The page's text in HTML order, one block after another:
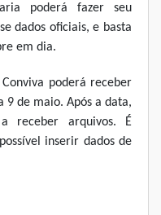
poderá fazer seu
dados oficiais, e basta
em dia.
poderá receber
9 de maio. Após a data,
receber arquivos. É
inserir dados de